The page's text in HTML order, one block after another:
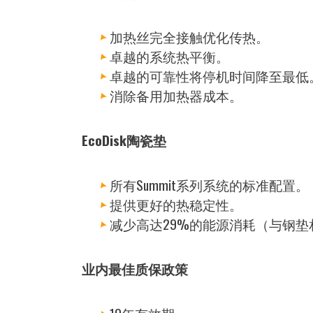
加热丝完全接触优化传热。
卓越的系统热平衡。
卓越的可靠性将停机时间降至最低。
消除备用加热器成本。
EcoDisk陶瓷垫
所有Summit系列系统的标准配置。
提供更好的热稳定性。
减少高达29%的能源消耗（与钢垫
业内最佳质保政策